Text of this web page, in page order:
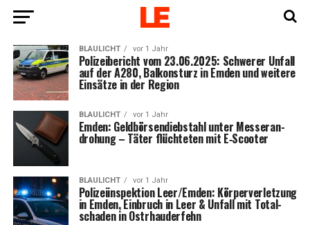
BLAULICHT vor 1 Jahr
Poli­zei­be­richt vom 23.06.2025: Schwe­rer Unfall
auf der A280, Bal­kon­sturz in Emden und wei­te­re
Ein­sät­ze in der Region
BLAULICHT vor 1 Jahr
Emden: Geld­bör­sen­dieb­stahl unter Mes­se­r­an­
dro­hung – Täter flüch­te­ten mit E‑Scooter
BLAULICHT vor 1 Jahr
Poli­zei­in­spek­ti­on Leer/Emden: Kör­per­ver­let­zung
in Emden, Ein­bruch in Leer & Unfall mit Total­
scha­den in Ostrhauderfehn